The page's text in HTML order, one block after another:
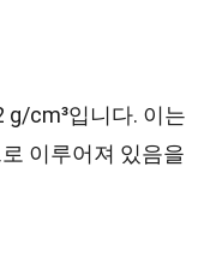
g/cm³입니다. 이는
이루어져 있음을